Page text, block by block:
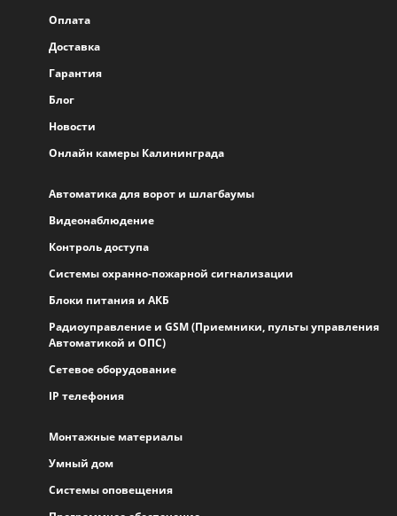
Оплата
Доставка
Гарантия
Блог
Новости
Онлайн камеры Калининграда
Автоматика для ворот и шлагбаумы
Видеонаблюдение
Контроль доступа
Системы охранно-пожарной сигнализации
Блоки питания и АКБ
Радиоуправление и GSM (Приемники, пульты управления
Автоматикой и ОПС)
Сетевое оборудование
IP телефония
Монтажные материалы
Умный дом
Системы оповещения